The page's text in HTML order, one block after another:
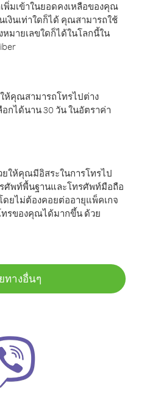
พิ่มเข้าในยอดคงเหลือของคุณ
งินเท่าใดก็ได้ คุณสามารถใช้
มายเลขใดก็ได้ในโลกนี้ใน
ห้คุณสามารถโทรไปต่าง
กได้นาน 30 วัน ในอัตราค่า
ให้คุณมีอิสระในการโทรไป
ศัพท์พื้นฐานและโทรศัพท์มือถือ
ยไม่ต้องคอยต่ออายุแพ็คเกจ
รของคุณได้มากขึ้น ด้วย
ทางอื่นๆ